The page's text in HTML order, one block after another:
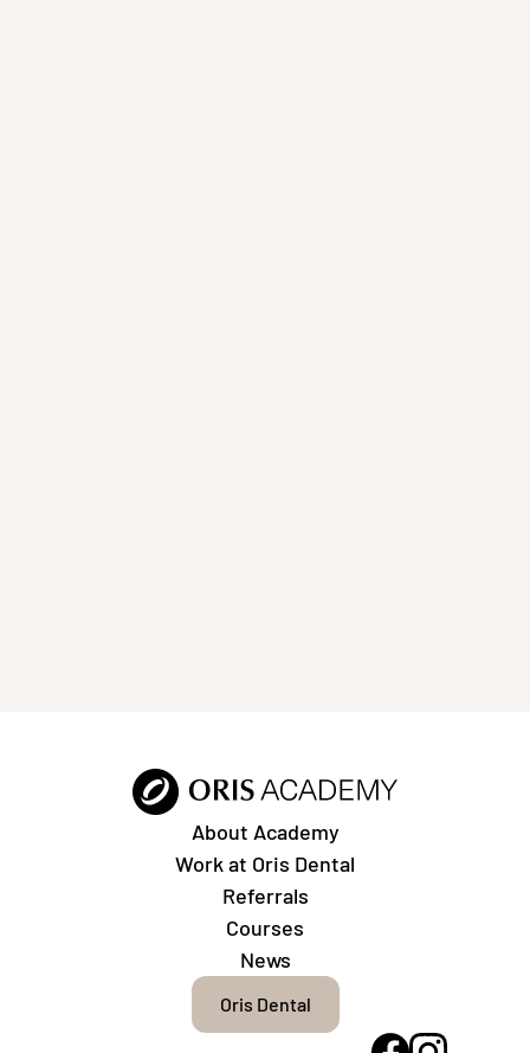
About Academy
Work at Oris Dental
Referrals
Courses
News
Oris Dental